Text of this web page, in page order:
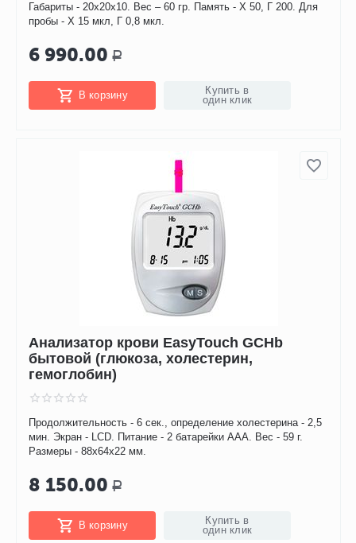
Габариты - 20x20x10. Вес – 60 гр. Память - Х 50, Г 200. Для
пробы - Х 15 мкл, Г 0,8 мкл.
6 990.00 Р
В корзину
Купить в
один клик
Анализатор крови EasyTouch GCHb
бытовой (глюкоза, холестерин,
гемоглобин)
Продолжительность - 6 сек., определение холестерина - 2,5
мин. Экран - LCD. Питание - 2 батарейки ААА. Вес - 59 г.
Размеры - 88х64х22 мм.
8 150.00 Р
В корзину
Купить в
один клик